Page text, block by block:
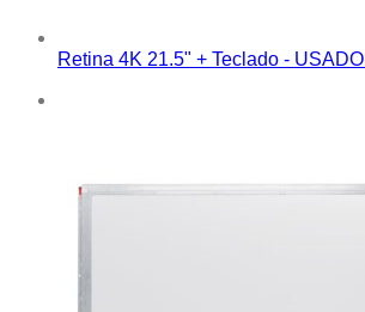
Retina 4K 21.5" + Teclado - USADO